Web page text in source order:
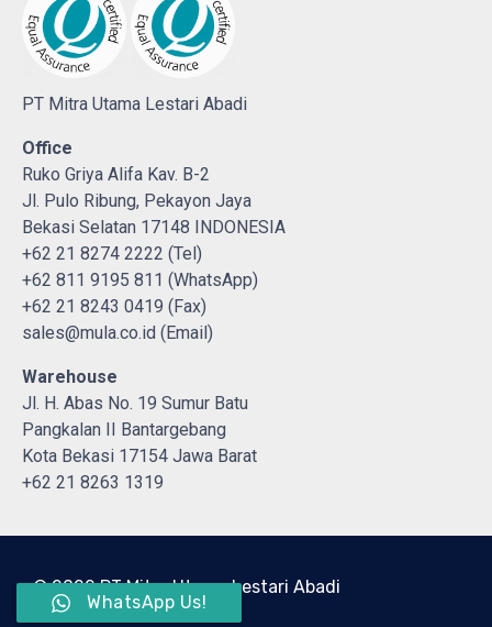
PT Mitra Utama Lestari Abadi
Office
Ruko Griya Alifa Kav. B-2
Jl. Pulo Ribung, Pekayon Jaya
Bekasi Selatan 17148 INDONESIA
+62 21 8274 2222 (Tel)
+62 811 9195 811 (WhatsApp)
+62 21 8243 0419 (Fax)
sales@mula.co.id (Email)
Warehouse
Jl. H. Abas No. 19 Sumur Batu
Pangkalan II Bantargebang
Kota Bekasi 17154 Jawa Barat
+62 21 8263 1319
© 2022 PT Mitra Utama Lestari Abadi
WhatsApp Us!